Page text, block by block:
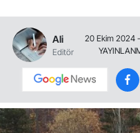
Ali
Editör
20 Ekim 2024